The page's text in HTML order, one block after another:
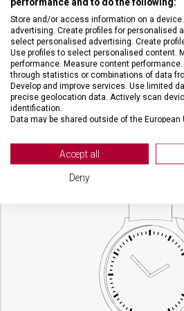
VELIKOST
POUZDRO
TLOUŠŤKA 10,98
Store and/or access information on a
advertising. Create profiles for personalised
select personalised advertising. Create
Use profiles to select personalised content.
performance. Measure content
through statistics or combinations of data
Develop and improve services. Use limited
precise geolocation data. Actively scan
identification.
Data may be shared outside of the European
View Partner List (2 IAB Vendors)
We use your data for the following purposes:
Store and/or access information on
Use limited data to select
Create profiles for personalised
Use profiles to select personalised
Accept all
Deny